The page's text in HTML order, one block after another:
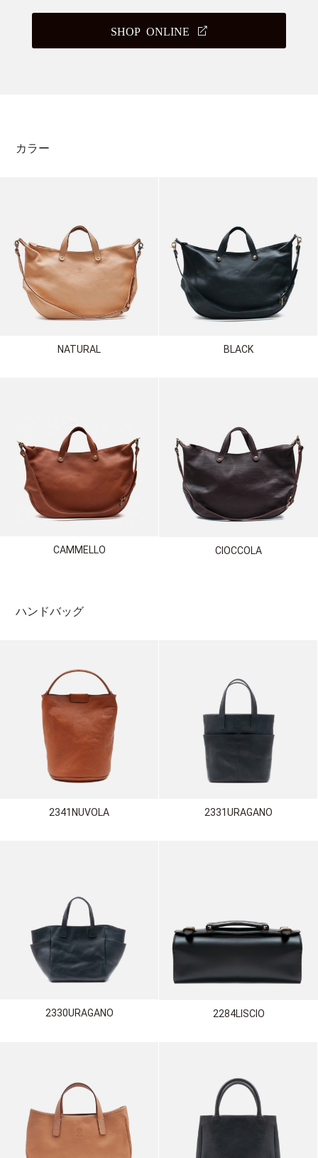
SHOP ONLINE
カラー
NATURAL BLACK
CAMMELLO CIOCCOLA
ハンドバッグ
2341NUVOLA 2331URAGANO
2330URAGANO 2284LISCIO